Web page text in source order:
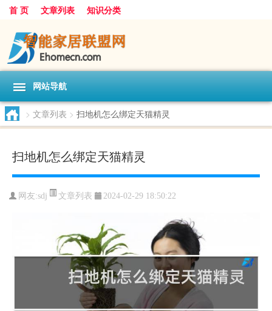
首 页 文章列表 知识分类
网站导航
> 文章列表 > 扫地机怎么绑定天猫精灵
扫地机怎么绑定天猫精灵
网友:sdj 文章列表 2024-02-29 18:50:22